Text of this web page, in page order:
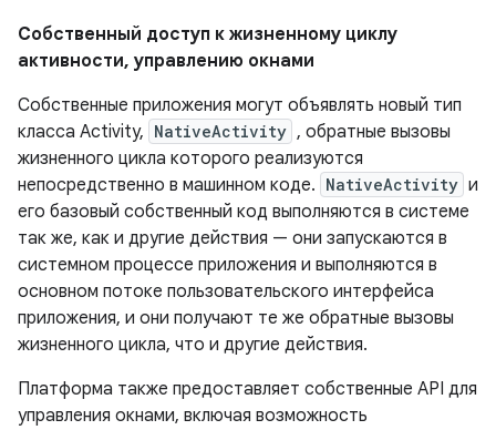
Собственный доступ к жизненному циклу
активности, управлению окнами
Собственные приложения могут объявлять новый тип
класса Activity, NativeActivity , обратные вызовы
жизненного цикла которого реализуются
непосредственно в машинном коде. NativeActivity и
его базовый собственный код выполняются в системе
так же, как и другие действия — они запускаются в
системном процессе приложения и выполняются в
основном потоке пользовательского интерфейса
приложения, и они получают те же обратные вызовы
жизненного цикла, что и другие действия.
Платформа также предоставляет собственные API для
управления окнами, включая возможность